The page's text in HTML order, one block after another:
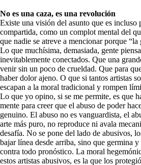
No es una caza, es una revolución
Existe una visión del asunto que es incluso
compartida, como un complot mental del
que nadie se atreve a mencionar porque “la
Lo que muchísima, demasiada, gente
inevitablemente conectados. Que una
venir sin un poco de crueldad. Que para
haber dolor ajeno. O que si tantos artistas
escapan a la moral tradicional y rompen
Lo que yo opino, si se me permite, es que
mente para creer que el abuso de poder
genuino. El abuso no es vanguardista, el
arte más puro, no reproduce ni avala
desafía. No se pone del lado de abusivos,
bajar línea desde arriba, sino que germina y
contra todo pronóstico. La moral
estos artistas abusivos, es la que los